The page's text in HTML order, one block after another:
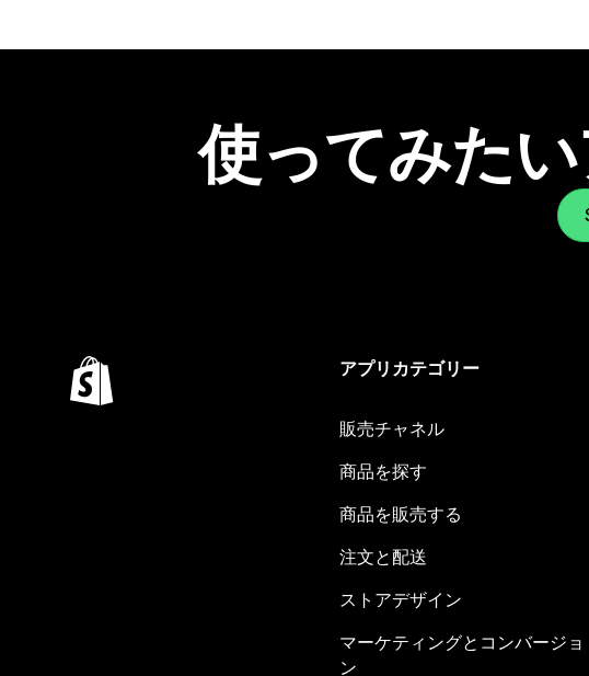
使ってみた
アプリカテゴリー
販売チャネル
商品を探す
商品を販売する
注文と配送
ストアデザイン
マーケティングとコンバージョ
ン